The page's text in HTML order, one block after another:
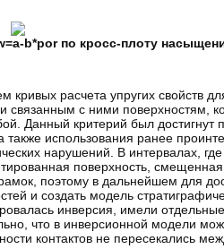
b*por по кросс-плоту
расчета упругих свойств
связанным с ними поверхностям,
Данный критерий был достигнут
использования ранее
нарушений. В интервалах,
поверхность,
поэтому в дальнейшем для
и создать модель
инверсия, имели
что в инверсионной модели
контактов не пересекались